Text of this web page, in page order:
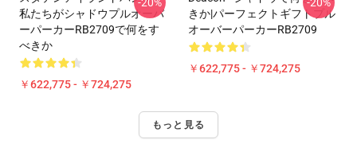
私たちがシャドウプルオーバ
ーパーカーRB2709で何をす
べきか
￥622,775 - ￥724,275
きか|パーフェクトギフトプル
オーバーパーカーRB2709
￥622,775 - ￥724,275
もっと見る